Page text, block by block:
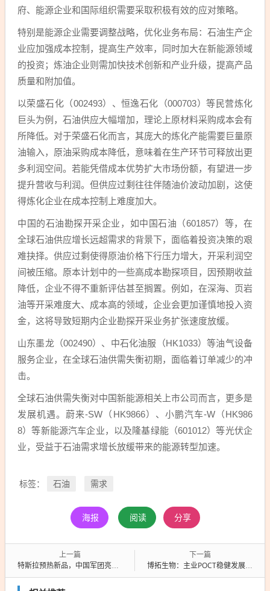
府、能源企业和国际组织需要采取积极有效的应对策略。
特别是能源企业需要调整战略，优化业务布局：石油生产企
业应加强成本控制，提高生产效率，同时加大在新能源领域
的投资；炼油企业则需加快技术创新和产业升级，提高产品
质量和附加值。
以荣盛石化（002493）、恒逸石化（000703）等民营炼化
巨头为例，石油供应大幅增加，理论上原材料采购成本会有
所降低。对于荣盛石化而言，其庞大的炼化产能需要巨量原
油输入，原油采购成本降低，意味着在生产环节可释放出更
多利润空间。若能凭借成本优势扩大市场份额，有望进一步
提升营收与利润。但供应过剩往往伴随油价波动加剧，这使
得炼化企业在成本控制上难度加大。
中国的石油勘探开采企业，如中国石油（601857）等，在
全球石油供应增长远超需求的背景下，面临着投资决策的艰
难抉择。供应过剩使得原油价格下行压力增大，开采利润空
间被压缩。原本计划中的一些高成本勘探项目，因预期收益
降低，企业不得不重新评估甚至搁置。例如，在深海、页岩
油等开采难度大、成本高的领域，企业会更加谨慎地投入资
金，这将导致短期内企业勘探开采业务扩张速度放缓。
山东墨龙（002490）、中石化油服（HK1033）等油气设备
服务企业，在全球石油供需失衡初期，面临着订单减少的冲
击。
全球石油供需失衡对中国新能源相关上市公司而言，更多是
发展机遇。蔚来-SW（HK9866）、小鹏汽车-W（HK986
8）等新能源汽车企业，以及隆基绿能（601012）等光伏企
业，受益于石油需求增长放缓带来的能源转型加速。
标签： 石油 需求
海报 阅读 分享
上一篇
特斯拉预热新品，中国军团亮剑，人形机器人市场谁主沉浮？
下一篇
博拓生物：主业POCT稳健发展，脑机接口+微流控成新增长曲线